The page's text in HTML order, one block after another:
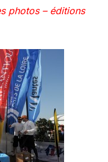
photos – éditions